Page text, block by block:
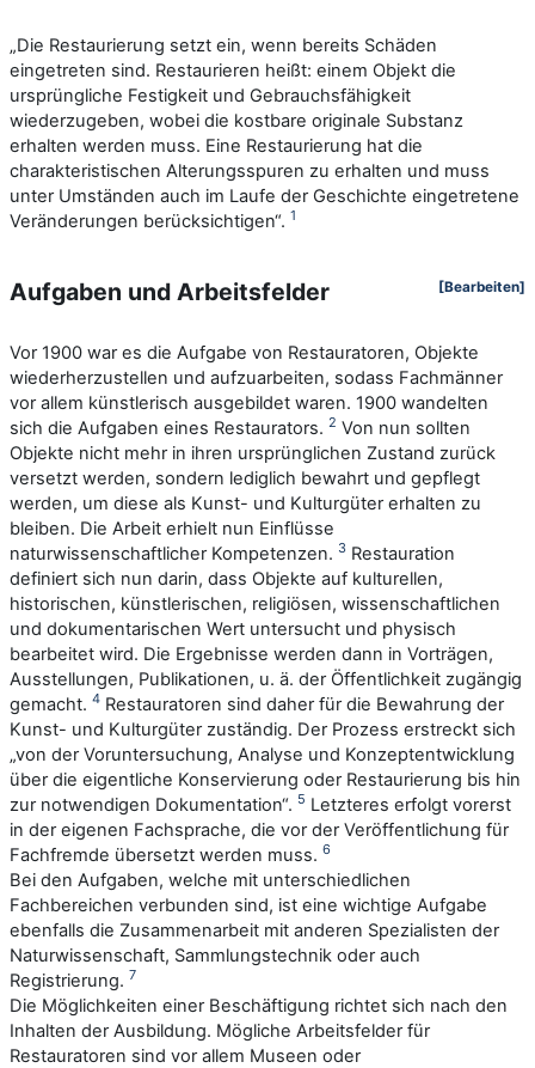
„Die Restaurierung setzt ein, wenn bereits Schäden
eingetreten sind. Restaurieren heißt: einem Objekt die
ursprüngliche Festigkeit und Gebrauchsfähigkeit
wiederzugeben, wobei die kostbare originale Substanz
erhalten werden muss. Eine Restaurierung hat die
charakteristischen Alterungsspuren zu erhalten und muss
unter Umständen auch im Laufe der Geschichte eingetretene
Veränderungen berücksichtigen“. 1
Aufgaben und Arbeitsfelder [Bearbeiten]
Vor 1900 war es die Aufgabe von Restauratoren, Objekte
wiederherzustellen und aufzuarbeiten, sodass Fachmänner
vor allem künstlerisch ausgebildet waren. 1900 wandelten
sich die Aufgaben eines Restaurators. 2 Von nun sollten
Objekte nicht mehr in ihren ursprünglichen Zustand zurück
versetzt werden, sondern lediglich bewahrt und gepflegt
werden, um diese als Kunst- und Kulturgüter erhalten zu
bleiben. Die Arbeit erhielt nun Einflüsse
naturwissenschaftlicher Kompetenzen. 3 Restauration
definiert sich nun darin, dass Objekte auf kulturellen,
historischen, künstlerischen, religiösen, wissenschaftlichen
und dokumentarischen Wert untersucht und physisch
bearbeitet wird. Die Ergebnisse werden dann in Vorträgen,
Ausstellungen, Publikationen, u. ä. der Öffentlichkeit zugängig
gemacht. 4 Restauratoren sind daher für die Bewahrung der
Kunst- und Kulturgüter zuständig. Der Prozess erstreckt sich
„von der Voruntersuchung, Analyse und Konzeptentwicklung
über die eigentliche Konservierung oder Restaurierung bis hin
zur notwendigen Dokumentation“. 5 Letzteres erfolgt vorerst
in der eigenen Fachsprache, die vor der Veröffentlichung für
Fachfremde übersetzt werden muss. 6
Bei den Aufgaben, welche mit unterschiedlichen
Fachbereichen verbunden sind, ist eine wichtige Aufgabe
ebenfalls die Zusammenarbeit mit anderen Spezialisten der
Naturwissenschaft, Sammlungstechnik oder auch
Registrierung. 7
Die Möglichkeiten einer Beschäftigung richtet sich nach den
Inhalten der Ausbildung. Mögliche Arbeitsfelder für
Restauratoren sind vor allem Museen oder